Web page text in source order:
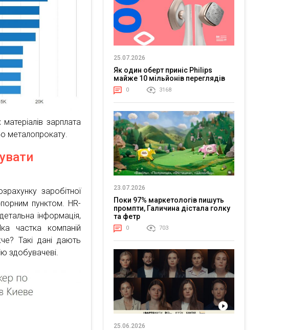
зарплата
металопрокату.
заробітної
пунктом. HR-
інформація,
частка компаній
Такі дані дають
здобувачеві.
25.07.2026
Як один оберт приніс Philips
майже 10 мільйонів переглядів
0 3168
23.07.2026
Поки 97% маркетологів пишуть
промпти, Галичина дістала голку
та фетр
0 703
25.06.2026